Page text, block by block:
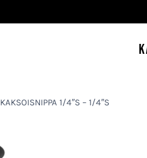
1/4″S – 1/4″S